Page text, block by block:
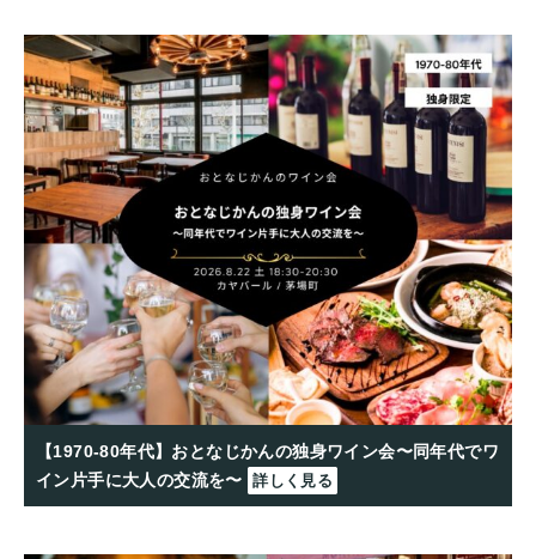
【1970-80年代】おとなじかんの独身ワイン会〜同年代でワ
イン片手に大人の交流を〜
詳しく見る